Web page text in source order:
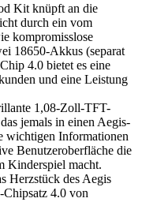
Kit knüpft an die
durch ein vom
kompromisslose
18650-Akkus (separat
4.0 bietet es eine
und eine Leistung
1,08-Zoll-TFT-
jemals in einen Aegis-
wichtigen Informationen
Benutzeroberfläche die
Kinderspiel macht.
Herzstück des Aegis
4.0 von